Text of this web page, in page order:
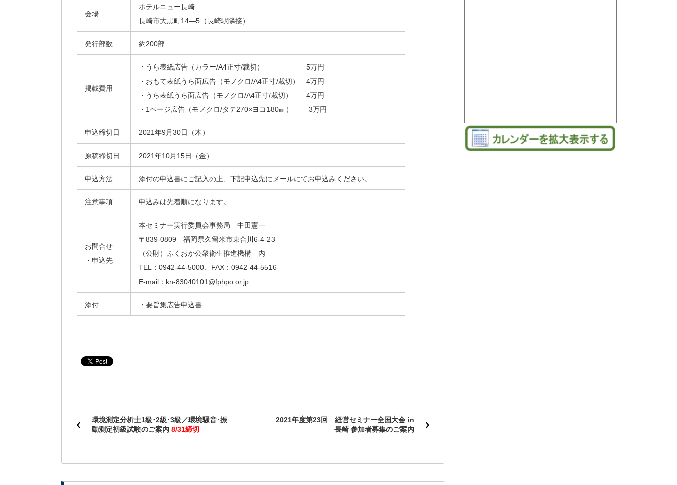
会場
ホテルニュー長崎
長崎市大黒町14—5（長崎駅隣接）
発行部数 約200部
掲載費用
・うら表紙広告（カラー/A4正寸/裁切）
5万円
・おもて表紙うら面広告（モノクロ/A4正寸/裁切）
4万円
・うら表紙うら面広告（モノクロ/A4正寸/裁切）
4万円
・1ページ広告（モノクロ/タテ270×ヨコ180㎜）
3万円
申込締切日 2021年9月30日（木）
原稿締切日 2021年10月15日（金）
申込方法 添付の申込書にご記入の上、下記申込先にメールにてお申込みください。
注意事項 申込みは先着順になります。
お問合せ
・申込先
本セミナー実行委員会事務局 中田憲一
〒839-0809 福岡県久留米市東合川6-4-23
（公財）ふくおか公衆衛生推進機構 内
TEL：0942-44-5000、FAX：0942-44-5516
E-mail：kn-83040101@fphpo.or.jp
添付 ・ 要旨集広告申込書
環境測定分析士1級･2級･3級／環境騒音･振
動測定初級試験のご案内 8/31締切
2021年度第23回 経営セミナー全国大会 in
長崎 参加者募集のご案内